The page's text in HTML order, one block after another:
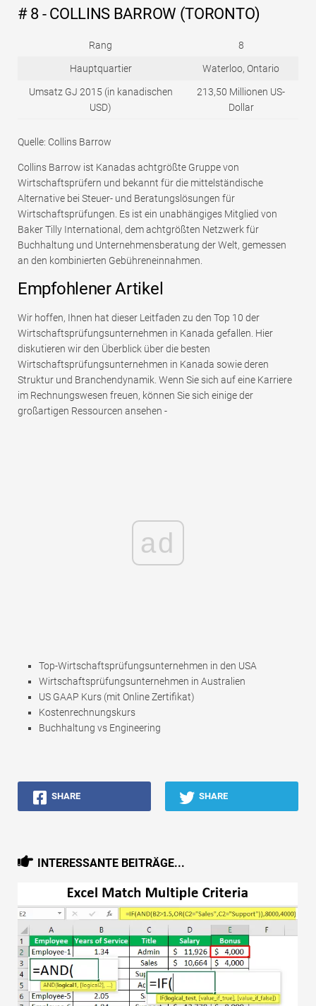
# 8 - COLLINS BARROW (TORONTO)
Rang 8
Hauptquartier Waterloo, Ontario
Umsatz GJ 2015 (in kanadischen
USD)
213,50 Millionen US-
Dollar
Quelle: Collins Barrow
Collins Barrow ist Kanadas achtgrößte Gruppe von
Wirtschaftsprüfern und bekannt für die mittelständische
Alternative bei Steuer- und Beratungslösungen für
Wirtschaftsprüfungen. Es ist ein unabhängiges Mitglied von
Baker Tilly International, dem achtgrößten Netzwerk für
Buchhaltung und Unternehmensberatung der Welt, gemessen
an den kombinierten Gebühreneinnahmen.
Empfohlener Artikel
Wir hoffen, Ihnen hat dieser Leitfaden zu den Top 10 der
Wirtschaftsprüfungsunternehmen in Kanada gefallen. Hier
diskutieren wir den Überblick über die besten
Wirtschaftsprüfungsunternehmen in Kanada sowie deren
Struktur und Branchendynamik. Wenn Sie sich auf eine Karriere
im Rechnungswesen freuen, können Sie sich einige der
großartigen Ressourcen ansehen -
ad
Top-Wirtschaftsprüfungsunternehmen in den USA
Wirtschaftsprüfungsunternehmen in Australien
US GAAP Kurs (mit Online Zertifikat)
Kostenrechnungskurs
Buchhaltung vs Engineering
SHARE SHARE
INTERESSANTE BEITRÄGE...